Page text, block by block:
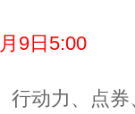
9日5:00
动力、点券